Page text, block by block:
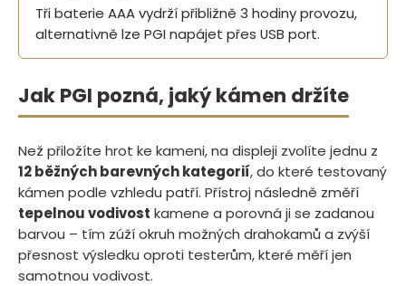
Tři baterie AAA vydrží přibližně 3 hodiny provozu,
alternativně lze PGI napájet přes USB port.
Jak PGI pozná, jaký kámen držíte
Než přiložíte hrot ke kameni, na displeji zvolíte jednu z
12 běžných barevných kategorií, do které testovaný
kámen podle vzhledu patří. Přístroj následně změří
tepelnou vodivost kamene a porovná ji se zadanou
barvou – tím zúží okruh možných drahokamů a zvýší
přesnost výsledku oproti testerům, které měří jen
samotnou vodivost.